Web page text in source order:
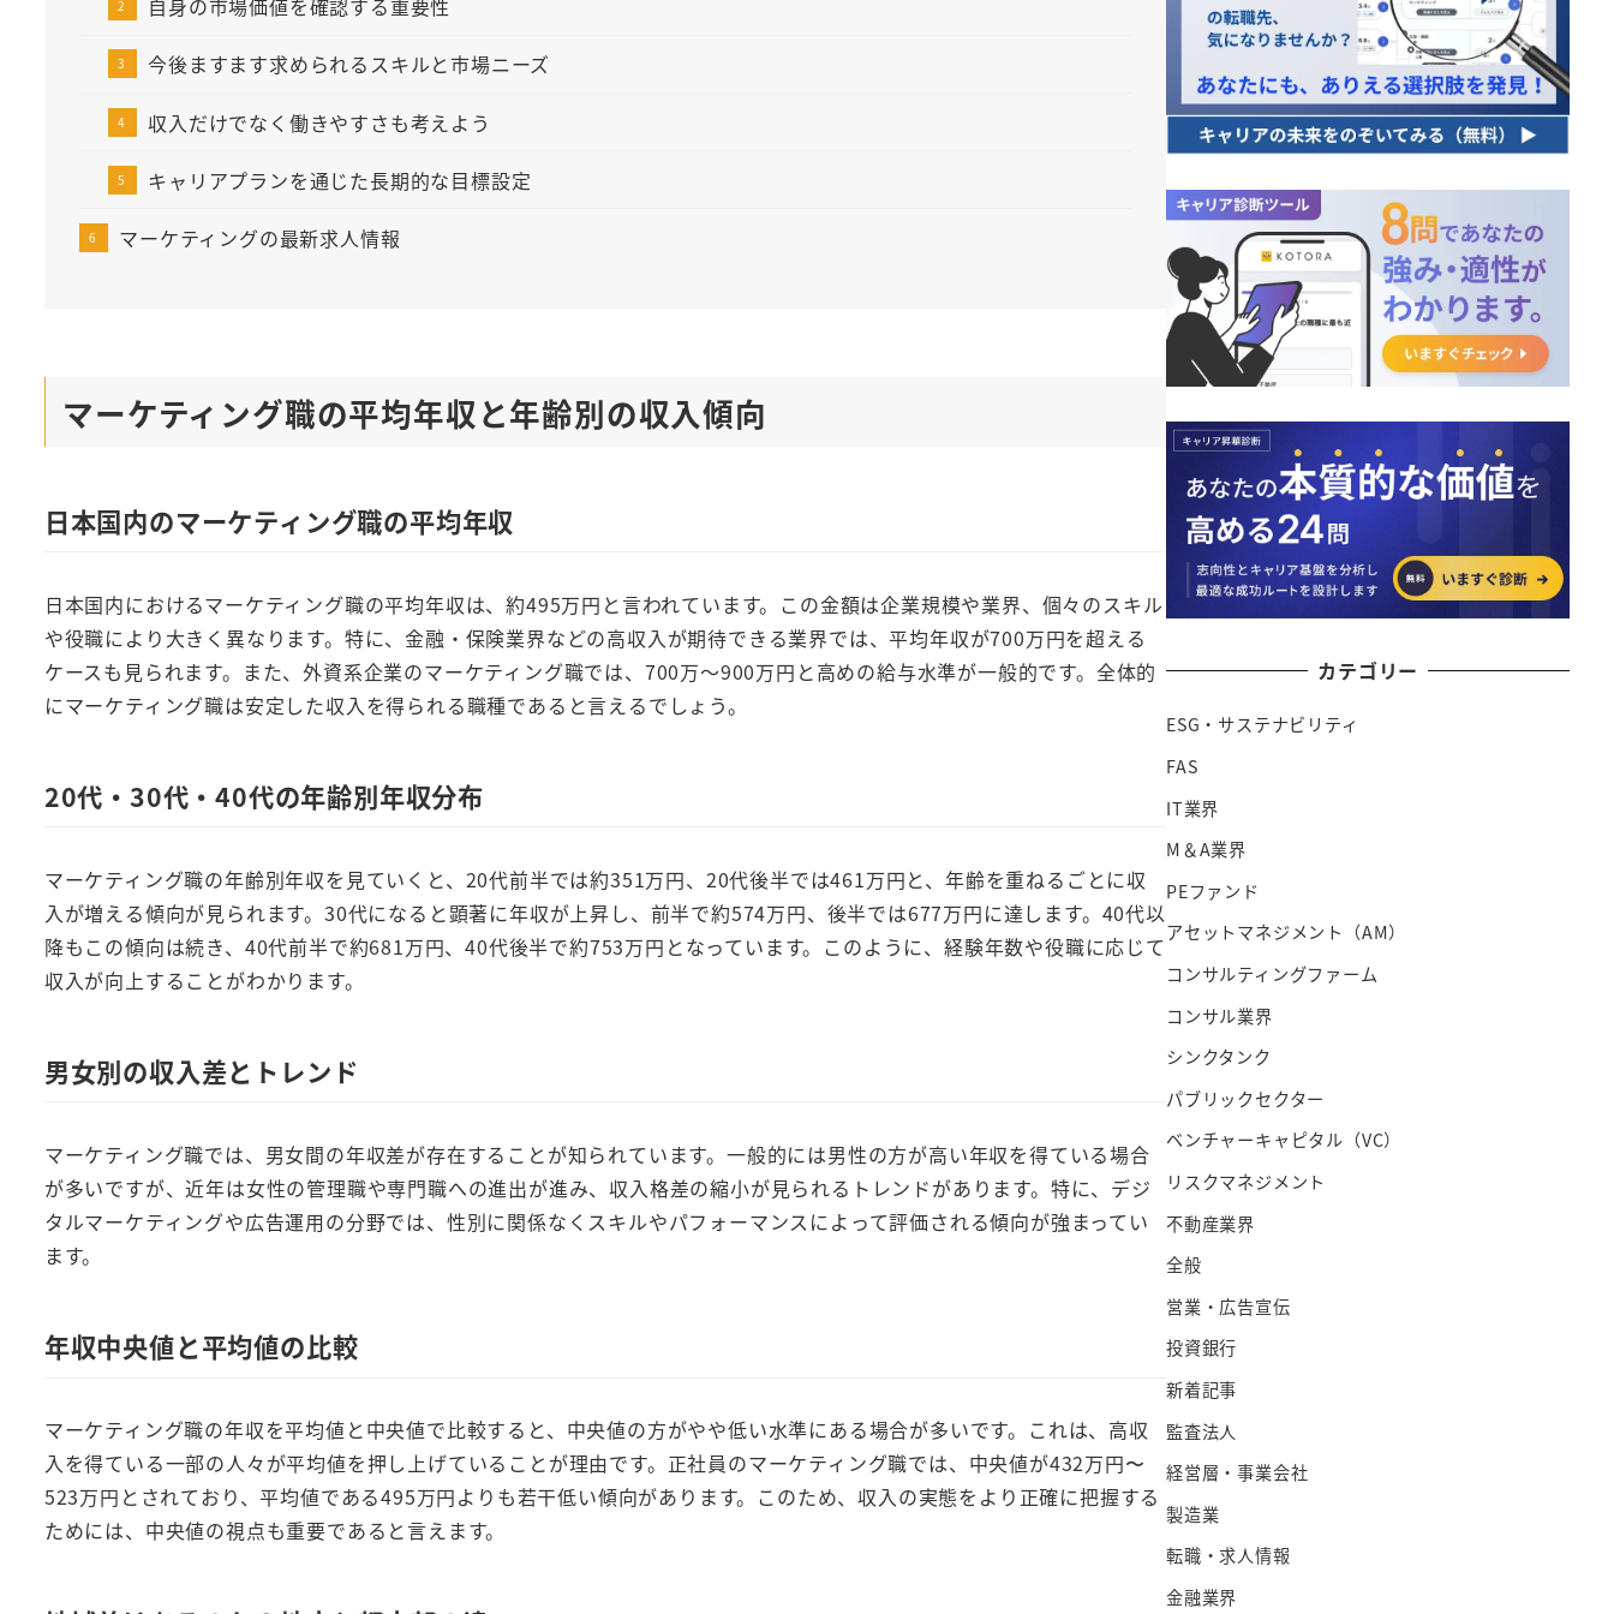
自身の市場価値を確認する重要性
今後ますます求められるスキルと市場ニーズ
収入だけでなく働きやすさも考えよう
キャリアプランを通じた長期的な目標設定
マーケティングの最新求人情報
マーケティング職の平均年収と年齢別の収入傾向
日本国内のマーケティング職の平均年収
日本国内におけるマーケティング職の平均年収は、約495万円と言われています。この金額は企業規模や業界、個々のスキル
や役職により大きく異なります。特に、金融・保険業界などの高収入が期待できる業界では、平均年収が700万円を超える
ケースも見られます。また、外資系企業のマーケティング職では、700万～900万円と高めの給与水準が一般的です。全体的
にマーケティング職は安定した収入を得られる職種であると言えるでしょう。
20代・30代・40代の年齢別年収分布
マーケティング職の年齢別年収を見ていくと、20代前半では約351万円、20代後半では461万円と、年齢を重ねるごとに収
入が増える傾向が見られます。30代になると顕著に年収が上昇し、前半で約574万円、後半では677万円に達します。40代以
降もこの傾向は続き、40代前半で約681万円、40代後半で約753万円となっています。このように、経験年数や役職に応じて
収入が向上することがわかります。
男女別の収入差とトレンド
マーケティング職では、男女間の年収差が存在することが知られています。一般的には男性の方が高い年収を得ている場合
が多いですが、近年は女性の管理職や専門職への進出が進み、収入格差の縮小が見られるトレンドがあります。特に、デジ
タルマーケティングや広告運用の分野では、性別に関係なくスキルやパフォーマンスによって評価される傾向が強まってい
ます。
年収中央値と平均値の比較
マーケティング職の年収を平均値と中央値で比較すると、中央値の方がやや低い水準にある場合が多いです。これは、高収
入を得ている一部の人々が平均値を押し上げていることが理由です。正社員のマーケティング職では、中央値が432万円〜
523万円とされており、平均値である495万円よりも若干低い傾向があります。このため、収入の実態をより正確に把握する
ためには、中央値の視点も重要であると言えます。
カテゴリー
ESG・サステナビリティ
FAS
IT業界
M＆A業界
PEファンド
アセットマネジメント（AM）
コンサルティングファーム
コンサル業界
シンクタンク
パブリックセクター
ベンチャーキャピタル（VC）
リスクマネジメント
不動産業界
全般
営業・広告宣伝
投資銀行
新着記事
監査法人
経営層・事業会社
製造業
転職・求人情報
金融業界